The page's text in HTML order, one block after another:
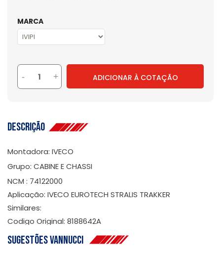
MARCA
- + ADICIONAR À COTAÇÃO
Descrição
Montadora: IVECO
Grupo: CABINE E CHASSI
NCM : 74122000
Aplicação: IVECO EUROTECH STRALIS TRAKKER
Similares:
Codigo Original: 8188642A
Sugestões Vannucci